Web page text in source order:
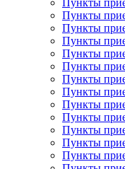
Пункты
Пункты
Пункты
Пункты
Пункты
Пункты
Пункты
Пункты
Пункты
Пункты
Пункты
Пункты
Пункты